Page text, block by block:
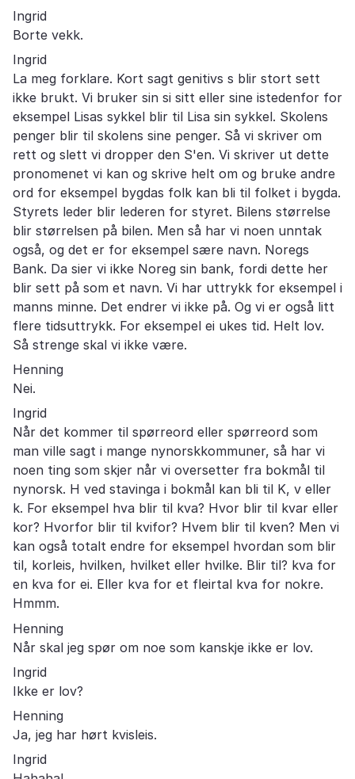
Ingrid
Borte vekk.
Ingrid
La meg forklare. Kort sagt genitivs s blir stort sett
ikke brukt. Vi bruker sin si sitt eller sine istedenfor for
eksempel Lisas sykkel blir til Lisa sin sykkel. Skolens
penger blir til skolens sine penger. Så vi skriver om
rett og slett vi dropper den S'en. Vi skriver ut dette
pronomenet vi kan og skrive helt om og bruke andre
ord for eksempel bygdas folk kan bli til folket i bygda.
Styrets leder blir lederen for styret. Bilens størrelse
blir størrelsen på bilen. Men så har vi noen unntak
også, og det er for eksempel sære navn. Noregs
Bank. Da sier vi ikke Noreg sin bank, fordi dette her
blir sett på som et navn. Vi har uttrykk for eksempel i
manns minne. Det endrer vi ikke på. Og vi er også litt
flere tidsuttrykk. For eksempel ei ukes tid. Helt lov.
Så strenge skal vi ikke være.
Henning
Nei.
Ingrid
Når det kommer til spørreord eller spørreord som
man ville sagt i mange nynorskkommuner, så har vi
noen ting som skjer når vi oversetter fra bokmål til
nynorsk. H ved stavinga i bokmål kan bli til K, v eller
k. For eksempel hva blir til kva? Hvor blir til kvar eller
kor? Hvorfor blir til kvifor? Hvem blir til kven? Men vi
kan også totalt endre for eksempel hvordan som blir
til, korleis, hvilken, hvilket eller hvilke. Blir til? kva for
en kva for ei. Eller kva for et fleirtal kva for nokre.
Hmmm.
Henning
Når skal jeg spør om noe som kanskje ikke er lov.
Ingrid
Ikke er lov?
Henning
Ja, jeg har hørt kvisleis.
Ingrid